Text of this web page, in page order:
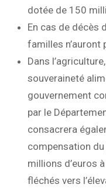
dotée de 150
En cas de décès
familles n’auront
Dans
souveraineté
gouvernement
par le
consacrera
compensation
millions d’euros
fléchés vers